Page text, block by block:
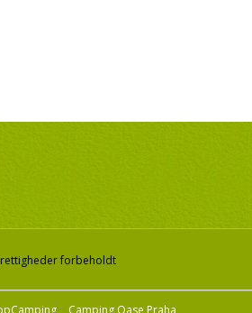
rettigheder forbeholdt
Camping Oase Praha